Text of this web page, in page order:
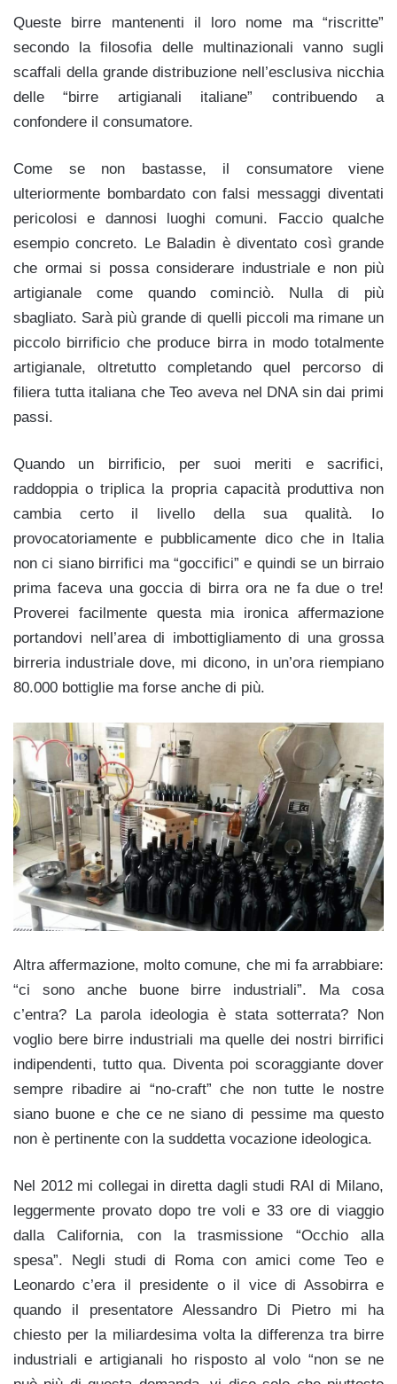
Queste birre mantenenti il loro nome ma “riscritte”
secondo la filosofia delle multinazionali vanno sugli
scaffali della grande distribuzione nell’esclusiva nicchia
delle “birre artigianali italiane” contribuendo a
confondere il consumatore.
Come se non bastasse, il consumatore viene
ulteriormente bombardato con falsi messaggi diventati
pericolosi e dannosi luoghi comuni. Faccio qualche
esempio concreto. Le Baladin è diventato così grande
che ormai si possa considerare industriale e non più
artigianale come quando cominciò. Nulla di più
sbagliato. Sarà più grande di quelli piccoli ma rimane un
piccolo birrificio che produce birra in modo totalmente
artigianale, oltretutto completando quel percorso di
filiera tutta italiana che Teo aveva nel DNA sin dai primi
passi.
Quando un birrificio, per suoi meriti e sacrifici,
raddoppia o triplica la propria capacità produttiva non
cambia certo il livello della sua qualità. Io
provocatoriamente e pubblicamente dico che in Italia
non ci siano birrifici ma “goccifici” e quindi se un birraio
prima faceva una goccia di birra ora ne fa due o tre!
Proverei facilmente questa mia ironica affermazione
portandovi nell’area di imbottigliamento di una grossa
birreria industriale dove, mi dicono, in un’ora riempiano
80.000 bottiglie ma forse anche di più.
Altra affermazione, molto comune, che mi fa arrabbiare:
“ci sono anche buone birre industriali”. Ma cosa
c’entra? La parola ideologia è stata sotterrata? Non
voglio bere birre industriali ma quelle dei nostri birrifici
indipendenti, tutto qua. Diventa poi scoraggiante dover
sempre ribadire ai “no-craft” che non tutte le nostre
siano buone e che ce ne siano di pessime ma questo
non è pertinente con la suddetta vocazione ideologica.
Nel 2012 mi collegai in diretta dagli studi RAI di Milano,
leggermente provato dopo tre voli e 33 ore di viaggio
dalla California, con la trasmissione “Occhio alla
spesa”. Negli studi di Roma con amici come Teo e
Leonardo c’era il presidente o il vice di Assobirra e
quando il presentatore Alessandro Di Pietro mi ha
chiesto per la miliardesima volta la differenza tra birre
industriali e artigianali ho risposto al volo “non se ne